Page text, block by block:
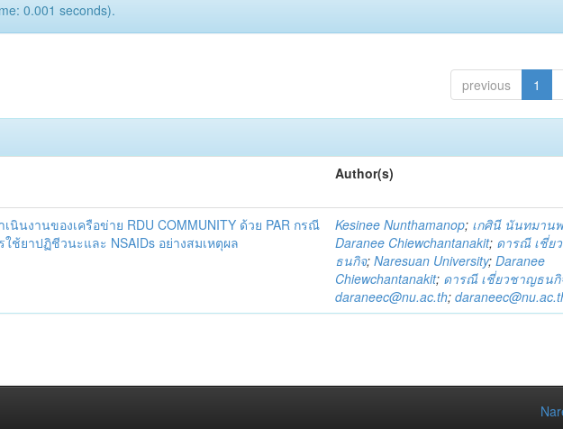
0.001 seconds).
previous 1
Author(s)
เนินงานของเครือข่าย RDU COMMUNITY ด้วย PAR กรณี
ใช้ยาปฏิชีวนะและ NSAIDs อย่างสมเหตุผล
Kesinee Nunthamanop; เกศินี นันทมานพ
Daranee Chiewchantanakit; ดารณี เชี่ย
ธนกิจ;Naresuan University;Daranee
Chiewchantanakit; ดารณี เชี่ยวชาญธนกิ
daraneec@nu.ac.th;